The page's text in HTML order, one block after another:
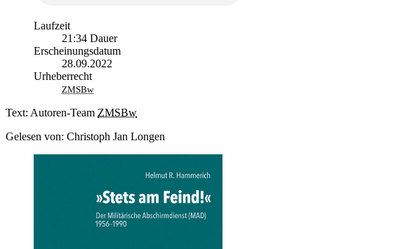
Laufzeit
21:34 Dauer
Erscheinungsdatum
28.09.2022
Urheberrecht
ZMSBw
Text: Autoren-Team ZMSBw
Gelesen von: Christoph Jan Longen